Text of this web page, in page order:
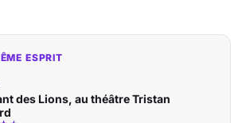
ESPRIT
des Lions, au théâtre Tristan